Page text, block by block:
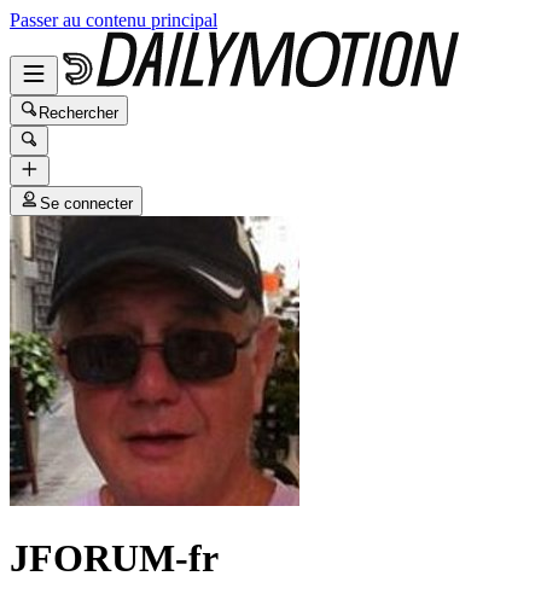
Passer au contenu principal
Rechercher
Se connecter
JFORUM-fr